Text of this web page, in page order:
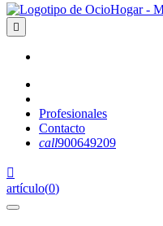

Profesionales
Contacto
call900649209

artículo(0)